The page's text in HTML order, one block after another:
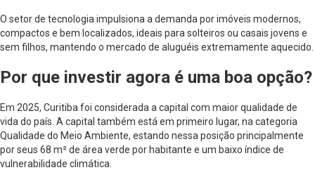
O setor de tecnologia impulsiona a demanda por imóveis modernos,
compactos e bem localizados, ideais para solteiros ou casais jovens e
sem filhos, mantendo o mercado de aluguéis extremamente aquecido.
Por que investir agora é uma boa opção?
Em 2025, Curitiba foi considerada a capital com maior qualidade de
vida do país. A capital também está em primeiro lugar, na categoria
Qualidade do Meio Ambiente, estando nessa posição principalmente
por seus 68 m² de área verde por habitante e um baixo índice de
vulnerabilidade climática.